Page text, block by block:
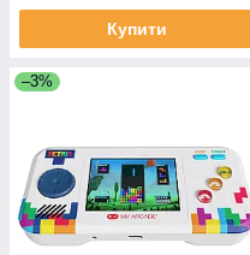
Купити
–3%